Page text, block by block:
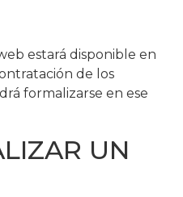
estará disponible en
de los
formalizarse en ese
UN